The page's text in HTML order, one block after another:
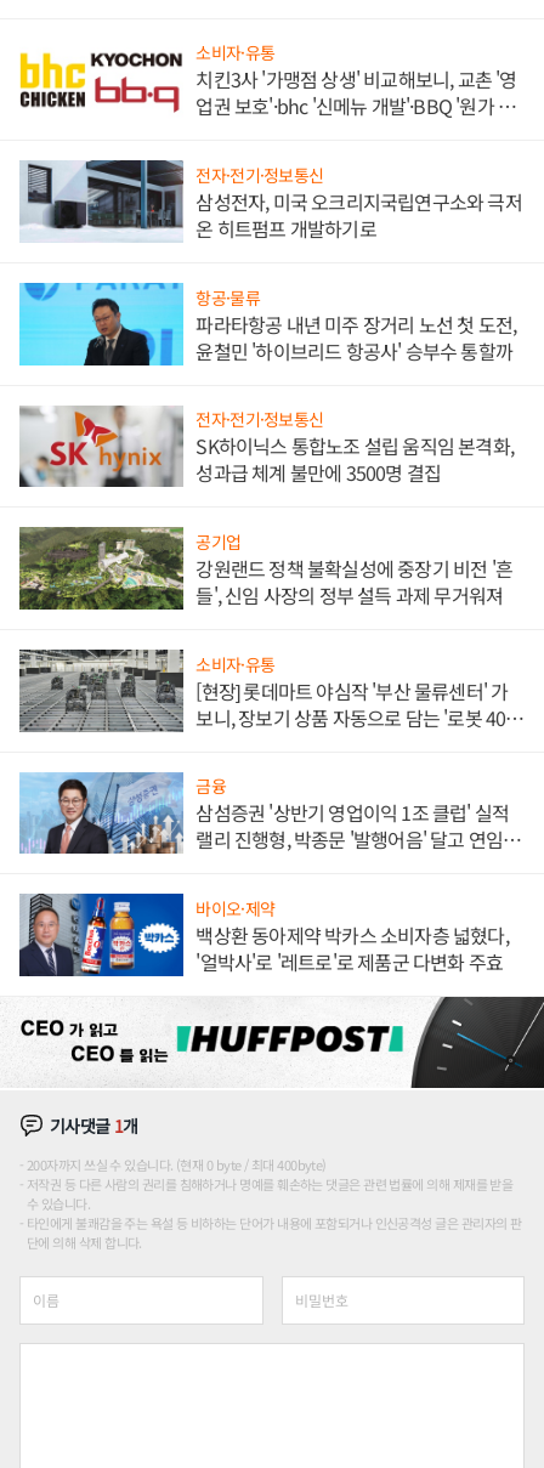
소비자·유통
치킨3사 '가맹점 상생' 비교해보니, 교촌 '영
업권 보호'·bhc '신메뉴 개발'·BBQ '원가 부
전자·전기·정보통신
삼성전자, 미국 오크리지국립연구소와 극저
온 히트펌프 개발하기로
항공·물류
파라타항공 내년 미주 장거리 노선 첫 도전,
윤철민 '하이브리드 항공사' 승부수 통할까
전자·전기·정보통신
SK하이닉스 통합노조 설립 움직임 본격화,
성과급 체계 불만에 3500명 결집
공기업
강원랜드 정책 불확실성에 중장기 비전 '흔
들', 신임 사장의 정부 설득 과제 무거워져
소비자·유통
[현장] 롯데마트 야심작 '부산 물류센터' 가
보니, 장보기 상품 자동으로 담는 '로봇 400
금융
삼섬증권 '상반기 영업이익 1조 클럽' 실적
랠리 진행형, 박종문 '발행어음' 달고 연임 향
바이오·제약
백상환 동아제약 박카스 소비자층 넓혔다,
'얼박사'로 '레트로'로 제품군 다변화 주효
기사댓글 1개
200자까지 쓰실 수 있습니다. (현재 0 byte / 최대 400byte)
저작권 등 다른 사람의 권리를 침해하거나 명예를 훼손하는 댓글은 관련 법률에 의해 제재를 받을
수 있습니다.
타인에게 불쾌감을 주는 욕설 등 비하하는 단어가 내용에 포함되거나 인신공격성 글은 관리자의 판
단에 의해 삭제 합니다.